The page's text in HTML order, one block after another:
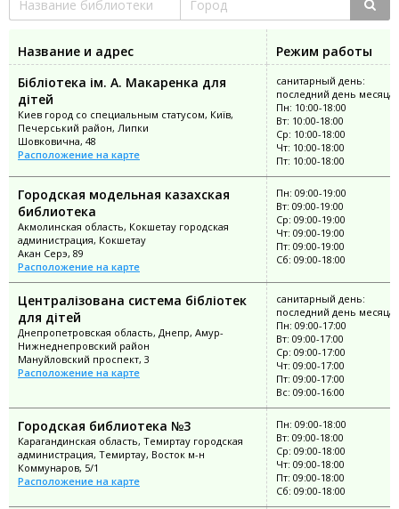
Название и адрес
Режим работы
Бібліотека ім. А. Макаренка для
дітей
Киев город со специальным статусом, Київ,
Печерський район, Липки
Шовковична, 48
Расположение на карте
санитарный день:
последний день месяца
Пн: 10:00-18:00
Вт: 10:00-18:00
Ср: 10:00-18:00
Чт: 10:00-18:00
Пт: 10:00-18:00
Городская модельная казахская
библиотека
Акмолинская область, Кокшетау городская
администрация, Кокшетау
Акан Серэ, 89
Расположение на карте
Пн: 09:00-19:00
Вт: 09:00-19:00
Ср: 09:00-19:00
Чт: 09:00-19:00
Пт: 09:00-19:00
Сб: 09:00-18:00
Централізована система бібліотек
для дітей
Днепропетровская область, Днепр, Амур-
Нижнеднепровский район
Мануйловский проспект, 3
Расположение на карте
санитарный день:
последний день месяца
Пн: 09:00-17:00
Вт: 09:00-17:00
Ср: 09:00-17:00
Чт: 09:00-17:00
Пт: 09:00-17:00
Вс: 09:00-16:00
Городская библиотека №3
Карагандинская область, Темиртау городская
администрация, Темиртау, Восток м-н
Коммунаров, 5/1
Расположение на карте
Пн: 09:00-18:00
Вт: 09:00-18:00
Ср: 09:00-18:00
Чт: 09:00-18:00
Пт: 09:00-18:00
Сб: 09:00-18:00